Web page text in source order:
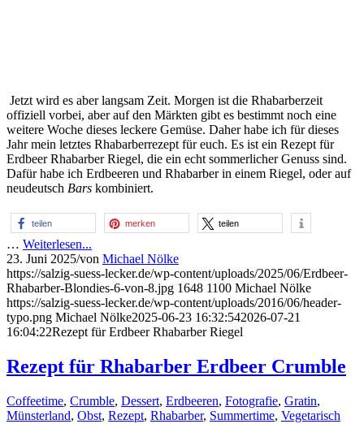
Jetzt wird es aber langsam Zeit. Morgen ist die Rhabarberzeit
offiziell vorbei, aber auf den Märkten gibt es bestimmt noch eine
weitere Woche dieses leckere Gemüse. Daher habe ich für dieses
Jahr mein letztes Rhabarberrezept für euch. Es ist ein Rezept für
Erdbeer Rhabarber Riegel, die ein echt sommerlicher Genuss sind.
Dafür habe ich Erdbeeren und Rhabarber in einem Riegel, oder auf
neudeutsch Bars kombiniert.
teilen merken teilen
… Weiterlesen...
23. Juni 2025/von Michael Nölke
https://salzig-suess-lecker.de/wp-content/uploads/2025/06/Erdbeer-
Rhabarber-Blondies-6-von-8.jpg 1648 1100 Michael Nölke
https://salzig-suess-lecker.de/wp-content/uploads/2016/06/header-
typo.png Michael Nölke2025-06-23 16:32:542026-07-21
16:04:22Rezept für Erdbeer Rhabarber Riegel
Rezept für Rhabarber Erdbeer Crumble
Coffeetime, Crumble, Dessert, Erdbeeren, Fotografie, Gratin,
Münsterland, Obst, Rezept, Rhabarber, Summertime, Vegetarisch